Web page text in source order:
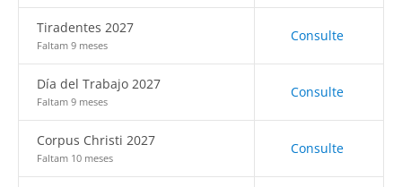
Tiradentes 2027
Faltam 9 meses
Consulte
Día del Trabajo 2027
Faltam 9 meses
Consulte
Corpus Christi 2027
Faltam 10 meses
Consulte